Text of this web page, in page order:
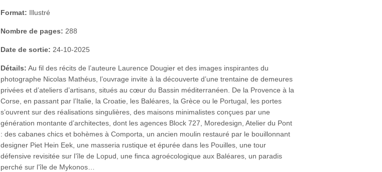
Format: Illustré
Nombre de pages: 288
Date de sortie: 24-10-2025
Détails: Au fil des récits de l’auteure Laurence Dougier et des images inspirantes du
photographe Nicolas Mathéus, l’ouvrage invite à la découverte d’une trentaine de demeures
privées et d’ateliers d’artisans, situés au cœur du Bassin méditerranéen. De la Provence à la
Corse, en passant par l’Italie, la Croatie, les Baléares, la Grèce ou le Portugal, les portes
s’ouvrent sur des réalisations singulières, des maisons minimalistes conçues par une
génération montante d’architectes, dont les agences Block 727, Moredesign, Atelier du Pont
: des cabanes chics et bohèmes à Comporta, un ancien moulin restauré par le bouillonnant
designer Piet Hein Eek, une masseria rustique et épurée dans les Pouilles, une tour
défensive revisitée sur l’île de Lopud, une finca agroécologique aux Baléares, un paradis
perché sur l’île de Mykonos…